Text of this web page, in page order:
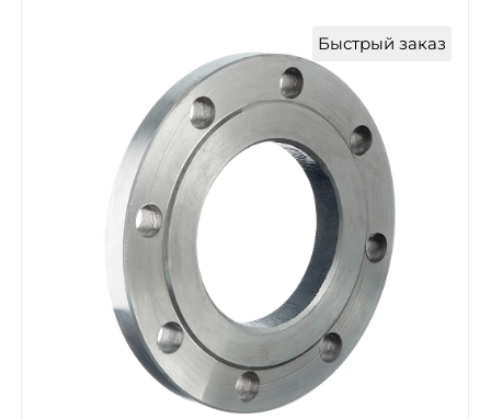
Быстрый заказ